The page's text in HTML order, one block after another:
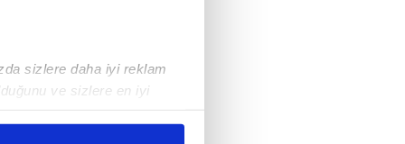
sizlere daha iyi reklam
ve sizlere en iyi